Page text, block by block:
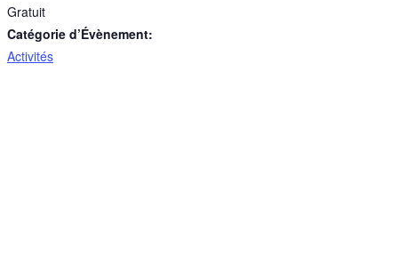
Gratuit
Catégorie d’Évènement:
Activités